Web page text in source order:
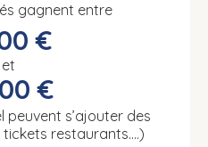
gagnent entre
€
et
€
peuvent s’ajouter des
restaurants….)